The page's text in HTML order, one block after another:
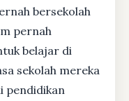
bersekolah
pernah
belajar di
sekolah mereka
pendidikan